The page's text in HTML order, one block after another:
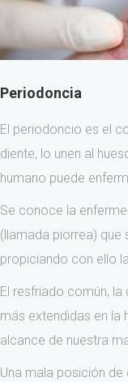
Periodoncia
El periodoncio es el
diente, lo unen al
humano puede
Se conoce la
(llamada piorrea) que
propiciando con ello
El resfriado común,
más extendidas en la
alcance de nuestra
Una mala posición